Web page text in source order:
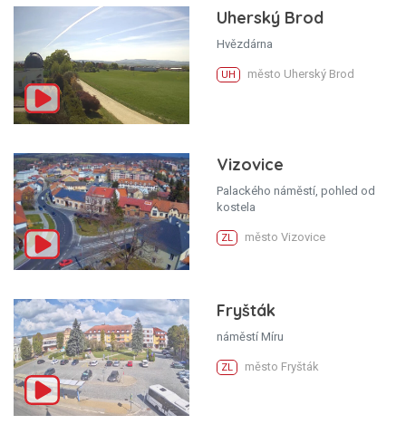
Uherský Brod
Hvězdárna
UH město Uherský Brod
Vizovice
Palackého náměstí, pohled od
kostela
ZL město Vizovice
Fryšták
náměstí Míru
ZL město Fryšták